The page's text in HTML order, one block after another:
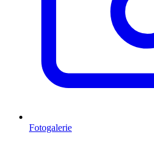
Fotogalerie